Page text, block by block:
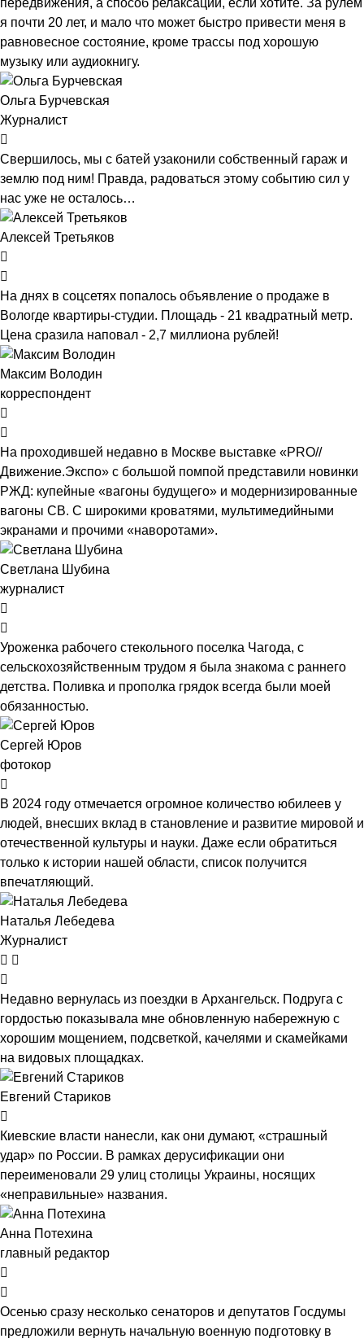
передвижения, а способ релаксации, если хотите. За рулем
я почти 20 лет, и мало что может быстро привести меня в
равновесное состояние, кроме трассы под хорошую
музыку или аудиокнигу.
Ольга Бурчевская
Журналист
Свершилось, мы с батей узаконили собственный гараж и
землю под ним! Правда, радоваться этому событию сил у
нас уже не осталось…
Алексей Третьяков
На днях в соцсетях попалось объявление о продаже в
Вологде квартиры-студии. Площадь - 21 квадратный метр.
Цена сразила наповал - 2,7 миллиона рублей!
Максим Володин
корреспондент
На проходившей недавно в Мос­кве выставке «PRO//
Движение.Экспо» с большой помпой представили новинки
РЖД: купейные «вагоны будущего» и модернизированные
вагоны СВ. С широкими кроватями, мультимедийными
экранами и прочими «наворотами».
Светлана Шубина
журналист
Уроженка рабочего стекольного поселка Чагода, с
сельскохозяйственным трудом я была знакома с раннего
детства. Поливка и прополка грядок всегда были моей
обязанностью.
Сергей Юров
фотокор
В 2024 году отмечается огромное количество юбилеев у
людей, внесших вклад в становление и развитие мировой и
отечественной культуры и науки. Даже если обратиться
только к истории нашей области, список получится
впечатляющий.
Наталья Лебедева
Журналист
Недавно вернулась из поездки в Архангельск. Подруга с
гордостью показывала мне обновленную набережную с
хорошим мощением, подсветкой, качелями и скамейками
на видовых площадках.
Евгений Стариков
Киевские власти нанесли, как они думают, «страшный
удар» по России. В рамках дерусификации они
переименовали 29 улиц столицы Украины, носящих
«неправильные» названия.
Анна Потехина
главный редактор
Осенью сразу несколько сенаторов и депутатов Госдумы
предложили вернуть начальную военную подготовку в